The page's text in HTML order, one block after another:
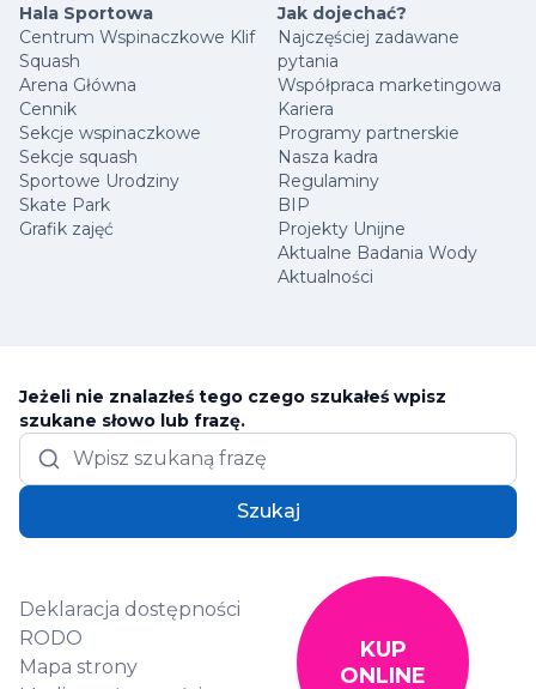
Hala Sportowa
Centrum Wspinaczkowe Klif
Squash
Arena Główna
Cennik
Sekcje wspinaczkowe
Sekcje squash
Sportowe Urodziny
Skate Park
Grafik zajęć
Jak dojechać?
Najczęściej zadawane
pytania
Współpraca marketingowa
Kariera
Programy partnerskie
Nasza kadra
Regulaminy
BIP
Projekty Unijne
Aktualne Badania Wody
Aktualności
Jeżeli nie znalazłeś tego czego szukałeś wpisz
szukane słowo lub frazę.
Szukaj
Deklaracja dostępności
RODO
Mapa strony
KUP
ONLINE